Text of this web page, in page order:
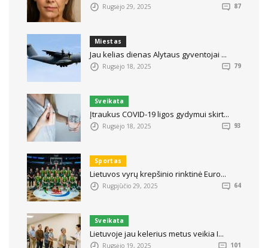
Rugsėjo 29, 2025 87
Miestas
Jau kelias dienas Alytaus gyventojai ...
Rugsėjo 18, 2025 79
Sveikata
Įtraukus COVID-19 ligos gydymui skirt...
Rugsėjo 18, 2025 93
Sportas
Lietuvos vyrų krepšinio rinktinė Euro...
Rugpjūčio 29, 2025 64
Sveikata
Lietuvoje jau kelerius metus veikia I...
Rugsėjo 19, 2025 101